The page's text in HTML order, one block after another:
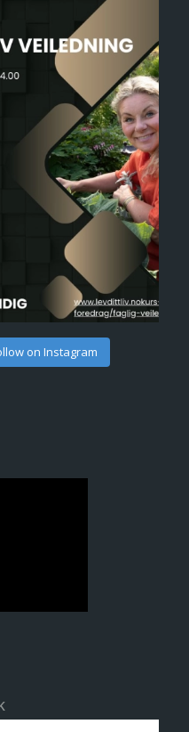
on Instagram